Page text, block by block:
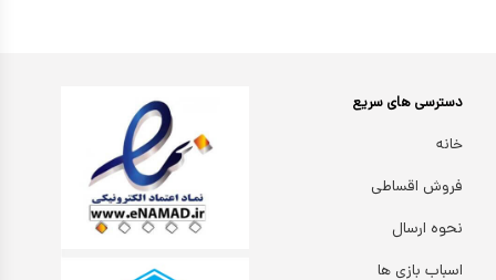
دسترسی های سریع
خانه
فروش اقساطی
نحوه ارسال
اسباب بازی ها